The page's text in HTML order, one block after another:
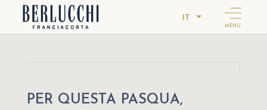
IT
MENU
PER QUESTA PASQUA,